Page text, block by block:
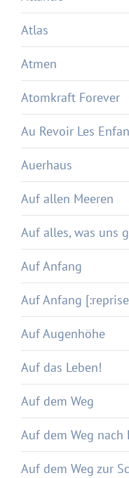
Atlas
Atmen
Atomkraft Forever
Au Revoir Les
Auerhaus
Auf allen Meeren
Auf alles, was uns
Auf Anfang
Auf Anfang
Auf Augenhöhe
Auf das Leben!
Auf dem Weg
Auf dem Weg nach
Auf dem Weg zur